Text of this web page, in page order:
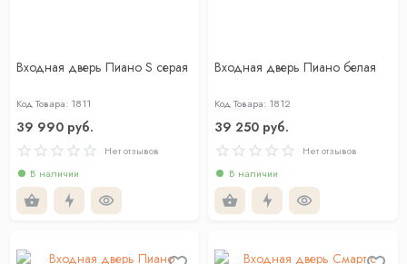
Входная дверь Пиано S серая
Код Товара: 1811
39 990 руб.
Нет отзывов
В наличии
Входная дверь Пиано белая
Код Товара: 1812
39 250 руб.
Нет отзывов
В наличии